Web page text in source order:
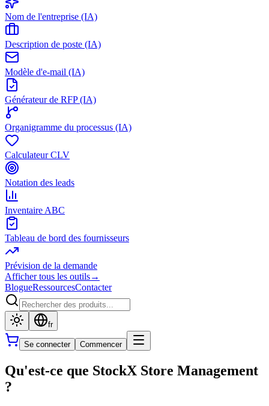
Nom de l'entreprise (IA)
Description de poste (IA)
Modèle d'e-mail (IA)
Générateur de RFP (IA)
Organigramme du processus (IA)
Calculateur CLV
Notation des leads
Inventaire ABC
Tableau de bord des fournisseurs
Prévision de la demande
Afficher tous les outils→
BlogueRessourcesContacter
fr
Se connecter Commencer
Qu'est-ce que StockX Store Management
?